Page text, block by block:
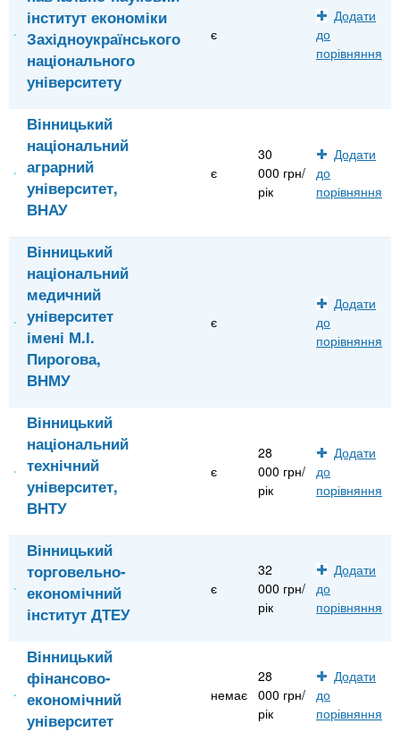
інститут економіки
Західноукраїнського
національного
університету
є
Додати
до
порівняння
Вінницький
національний
аграрний
університет,
ВНАУ
є
30
000 грн/
рік
Додати
до
порівняння
Вінницький
національний
медичний
університет
імені М.І.
Пирогова,
ВНМУ
є
Додати
до
порівняння
Вінницький
національний
технічний
університет,
ВНТУ
є
28
000 грн/
рік
Додати
до
порівняння
Вінницький
торговельно-
економічний
інститут ДТЕУ
є
32
000 грн/
рік
Додати
до
порівняння
Вінницький
фінансово-
економічний
університет
немає
28
000 грн/
рік
Додати
до
порівняння